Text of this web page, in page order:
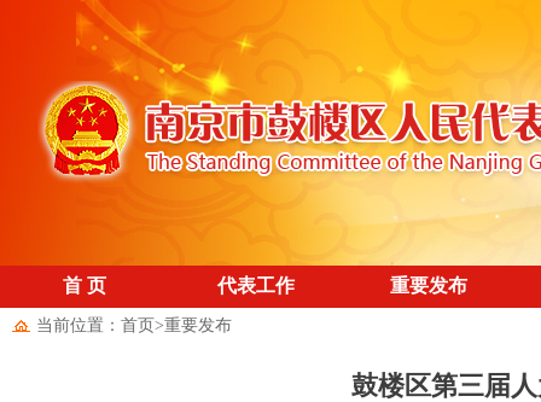
首 页 代表工作 重要发布
当前位置： 首页 >重要发布
鼓楼区第三届